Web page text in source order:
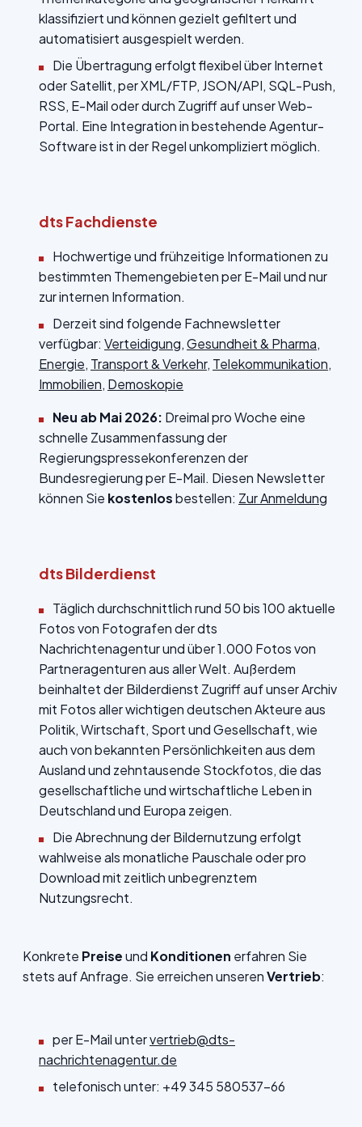
klassifiziert und können gezielt gefiltert und
automatisiert ausgespielt werden.
Die Übertragung erfolgt flexibel über Internet
oder Satellit, per XML/FTP, JSON/API, SQL-Push,
RSS, E-Mail oder durch Zugriff auf unser Web-
Portal. Eine Integration in bestehende Agentur-
Software ist in der Regel unkompliziert möglich.
dts Fachdienste
Hochwertige und frühzeitige Informationen zu
bestimmten Themengebieten per E-Mail und nur
zur internen Information.
Derzeit sind folgende Fachnewsletter
verfügbar: Verteidigung,Gesundheit & Pharma,
Energie, Transport & Verkehr, Telekommunikation,
Immobilien, Demoskopie
Neu ab Mai 2026: Dreimal pro Woche eine
schnelle Zusammenfassung der
Regierungspressekonferenzen der
Bundesregierungper E-Mail. Diesen Newsletter
können Sie kostenlosbestellen: Zur Anmeldung
dts Bilderdienst
Täglich durchschnittlich rund 50 bis 100 aktuelle
Fotos von Fotografen der dts
Nachrichtenagentur und über 1.000 Fotos von
Partneragenturen aus aller Welt. Außerdem
beinhaltet der Bilderdienst Zugriff auf unser Archiv
mit Fotos aller wichtigen deutschen Akteure aus
Politik, Wirtschaft, Sport und Gesellschaft, wie
auch von bekannten Persönlichkeiten aus dem
Ausland und zehntausende Stockfotos, die das
gesellschaftliche und wirtschaftliche Leben in
Deutschland und Europa zeigen.
Die Abrechnung der Bildernutzung erfolgt
wahlweise als monatliche Pauschale oder pro
Download mit zeitlich unbegrenztem
Nutzungsrecht.
Konkrete Preiseund Konditionen erfahren Sie
stets auf Anfrage. Sie erreichen unserenVertrieb:
per E-Mail untervertrieb@dts-
nachrichtenagentur.de
telefonisch unter: +49 345 580537-66